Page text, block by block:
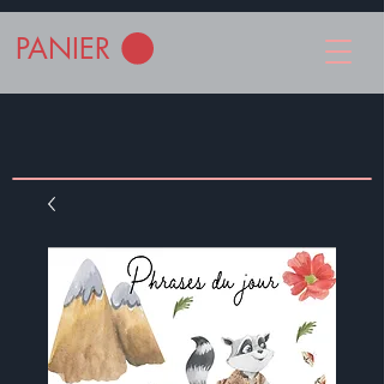
PANIER